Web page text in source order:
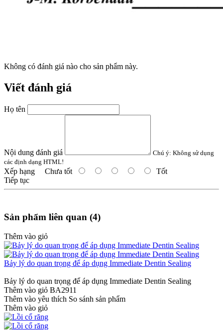
Không có đánh giá nào cho sản phẩm này.
Viết đánh giá
Họ tên
Nội dung đánh giá Chú ý: Không sử dụng
các định dạng HTML!
Xếp hạng Chưa tốt
Tốt
Tiếp tục
Sản phẩm liên quan (4)
Thêm vào giỏ
Bảy lý do quan trọng để áp dụng Immediate Dentin Sealing
Bảy lý do quan trọng để áp dụng Immediate Dentin Sealing
Thêm vào giỏ BA2911
Thêm vào yêu thích So sánh sản phẩm
Thêm vào giỏ